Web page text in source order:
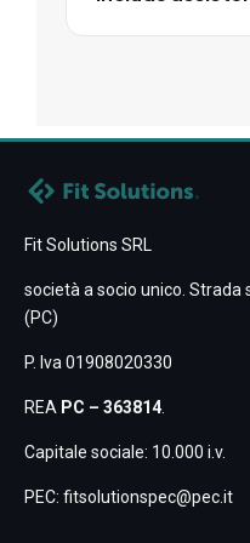
personale, entro
Fit Solutions SRL
società a socio unico. Strada
(PC)
P. Iva 01908020330
REA PC – 363814
Capitale sociale: 10.000 i.v.
PEC: fitsolutionspec@pec.it